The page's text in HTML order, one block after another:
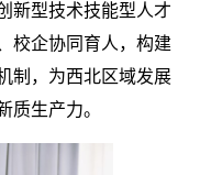
新型技术技能型人才
校企协同育人，构建
制，为西北区域发展
质生产力。